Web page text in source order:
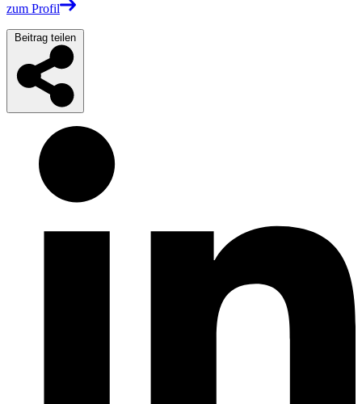
zum Profil
Beitrag teilen